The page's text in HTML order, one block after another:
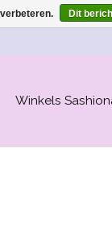
Winkels
Dit